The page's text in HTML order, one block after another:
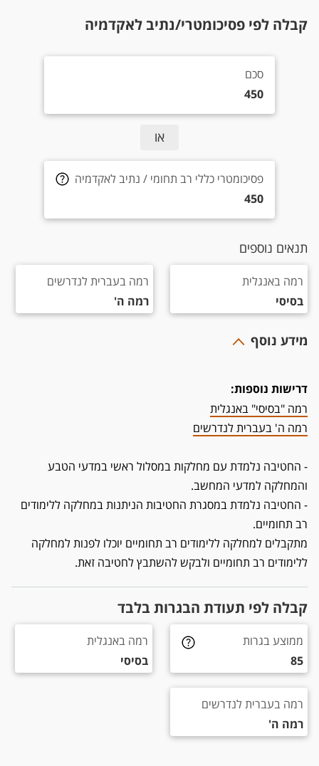
קבלה לפי פסיכומטרי/נתיב לאקדמיה
סכם 450
סכם
450
או
פסיכומטרי כללי רב תחומי / נתיב לאקדמיה 450
פסיכומטרי כללי רב תחומי / נתיב לאקדמיה
450
תנאים נוספים
רמה באנגלית בסיסי
רמה באנגלית
בסיסי
רמה בעברית לנדרשים רמה ה'
רמה בעברית לנדרשים
רמה ה'
מידע נוסף
דרישות נוספות:
רמה "בסיסי" באנגלית
רמה ה' בעברית לנדרשים
- החטיבה נלמדת עם מחלקות במסלול ראשי במדעי הטבע
והמחלקה למדעי המחשב.
- החטיבה נלמדת במסגרת החטיבות הניתנות במחלקה ללימודים
רב תחומיים.
מתקבלים למחלקה ללימודים רב תחומיים יוכלו לפנות למחלקה
ללימודים רב תחומיים ולבקש להשתבץ לחטיבה זאת.
קבלה לפי תעודת הבגרות בלבד
ממוצע בגרות 85
ממוצע בגרות
85
רמה באנגלית בסיסי
רמה באנגלית
בסיסי
רמה בעברית לנדרשים רמה ה'
רמה בעברית לנדרשים
רמה ה'